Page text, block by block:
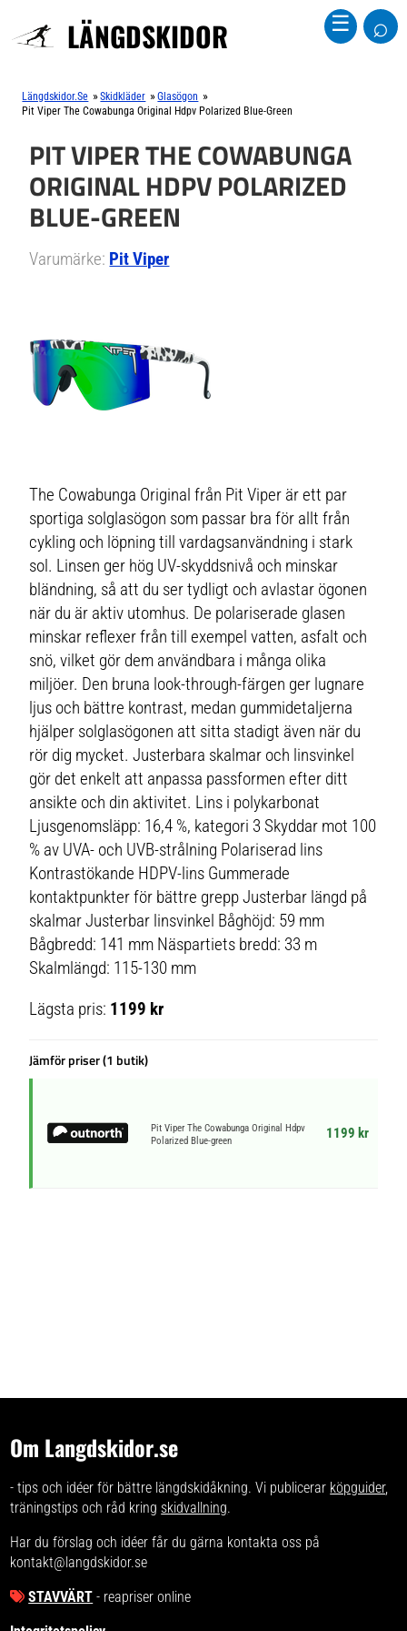
LÄNGDSKIDOR ☰ ⌕
Längdskidor.se »Skidkläder »Glasögon »
Pit Viper The Cowabunga Original Hdpv Polarized Blue-Green
PIT VIPER THE COWABUNGA
ORIGINAL HDPV POLARIZED
BLUE-GREEN
Varumärke: Pit Viper
The Cowabunga Original från Pit Viper är ett par
sportiga solglasögon som passar bra för allt från
cykling och löpning till vardagsanvändning i stark
sol. Linsen ger hög UV‑skyddsnivå och minskar
bländning, så att du ser tydligt och avlastar ögonen
när du är aktiv utomhus. De polariserade glasen
minskar reflexer från till exempel vatten, asfalt och
snö, vilket gör dem användbara i många olika
miljöer. Den bruna look-through-färgen ger lugnare
ljus och bättre kontrast, medan gummidetaljerna
hjälper solglasögonen att sitta stadigt även när du
rör dig mycket. Justerbara skalmar och linsvinkel
gör det enkelt att anpassa passformen efter ditt
ansikte och din aktivitet. Lins i polykarbonat
Ljusgenomsläpp: 16,4 %, kategori 3 Skyddar mot 100
% av UVA- och UVB-strålning Polariserad lins
Kontrastökande HDPV-lins Gummerade
kontaktpunkter för bättre grepp Justerbar längd på
skalmar Justerbar linsvinkel Båghöjd: 59 mm
Bågbredd: 141 mm Näspartiets bredd: 33 m
Skalmlängd: 115-130 mm
Lägsta pris: 1199 kr
Jämför priser (1 butik)
Pit Viper The Cowabunga Original Hdpv
Polarized Blue-green
1199 kr
Om Langdskidor.se
- tips och idéer för bättre längdskidåkning. Vi publicerar köpguider,
träningstips och råd kring skidvallning.
Har du förslag och idéer får du gärna kontakta oss på
kontakt@langdskidor.se
STAVVÄRT - reapriser online